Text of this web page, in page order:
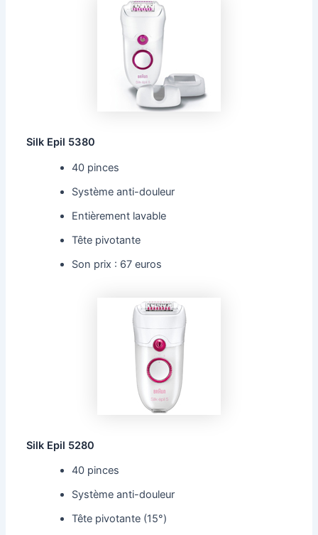
Silk Epil 5380
40 pinces
Système anti-douleur
Entièrement lavable
Tête pivotante
Son prix : 67 euros
Silk Epil 5280
40 pinces
Système anti-douleur
Tête pivotante (15°)